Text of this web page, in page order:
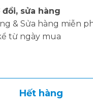
đổi, sửa hàng
& Sửa hàng miễn
từ ngày mua
Hết hàng